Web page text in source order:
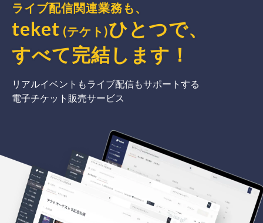
ライブ配信関連業務も、
teket (テケト)ひとつで、
すべて完結 します ！
リアルイベントもライブ配信もサポートする
電子チケット販売サービス